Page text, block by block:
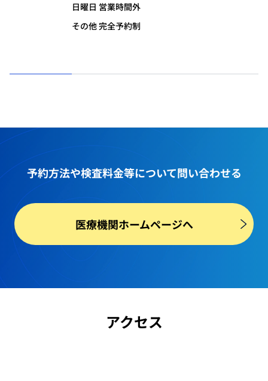
日曜日 営業時間外
その他 完全予約制
予約方法や検査料金等について問い合わせる
医療機関ホームページへ
アクセス